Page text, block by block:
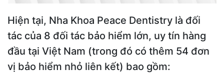
Hiện tại, Nha Khoa Peace Dentistry là đối
tác của 8 đối tác bảo hiểm lớn, uy tín hàng
đầu tại Việt Nam (trong đó có thêm 54 đơn
vị bảo hiểm nhỏ liên kết) bao gồm: